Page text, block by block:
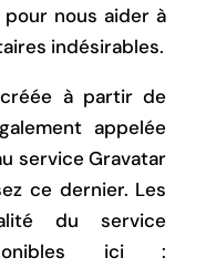
nous aider à
indésirables.
créée à partir de
appelée
service Gravatar
ce dernier. Les
du service
ici :